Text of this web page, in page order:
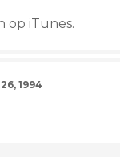
op iTunes.
1994